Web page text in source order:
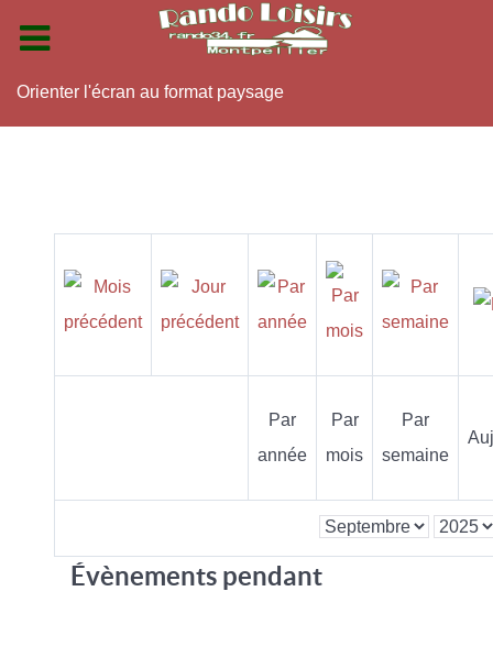
Orienter l'écran au format paysage
Par
année
Par
mois
Par
semaine
Évènements pendant